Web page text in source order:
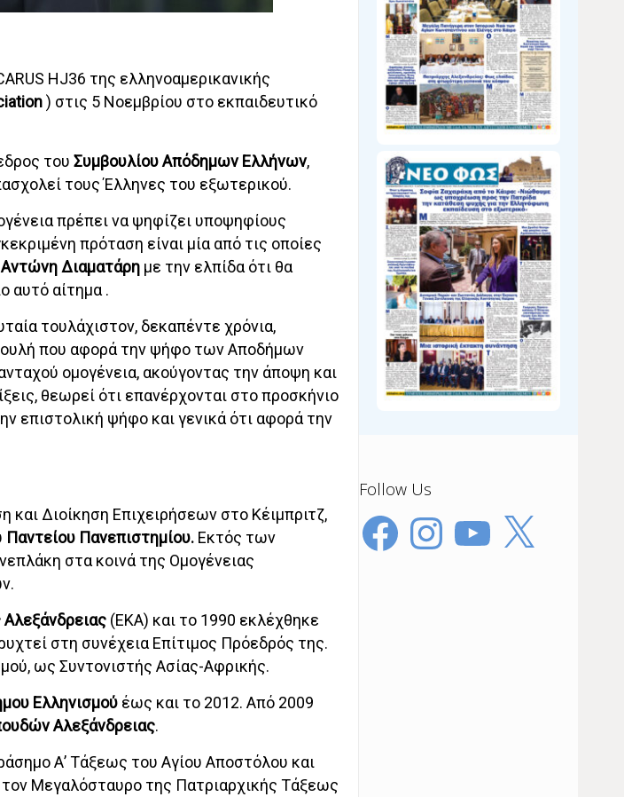
HJ36 της ελληνοαμερικανικής
) στις 5 Νοεμβρίου στο εκπαιδευτικό
του Συμβουλίου Απόδημων Ελλήνων,
τους Έλληνες του εξωτερικού.
πρέπει να ψηφίζει υποψηφίους
πρόταση είναι μία από τις οποίες
Αντώνη Διαματάρη με την ελπίδα ότι θα
αυτό αίτημα .
τουλάχιστον, δεκαπέντε χρόνια,
που αφορά την ψήφο των Αποδήμων
ομογένεια, ακούγοντας την άποψη και
θεωρεί ότι επανέρχονται στο προσκήνιο
επιστολική ψήφο και γενικά ότι αφορά την
Διοίκηση Επιχειρήσεων στο Κέιμπριτζ,
Παντείου Πανεπιστημίου.Εκτός των
στα κοινά της Ομογένειας
Αλεξάνδρειας(ΕΚΑ) και το 1990 εκλέχθηκε
στη συνέχεια Επίτιμος Πρόεδρός της.
ως Συντονιστής Ασίας-Αφρικής.
Ελληνισμούέως και το 2012. Από 2009
Αλεξάνδρειας.
Α’ Τάξεως του Αγίου Αποστόλου και
Μεγαλόσταυρο της Πατριαρχικής Τάξεως
Follow Us
FacebookInstagramYouTube
X